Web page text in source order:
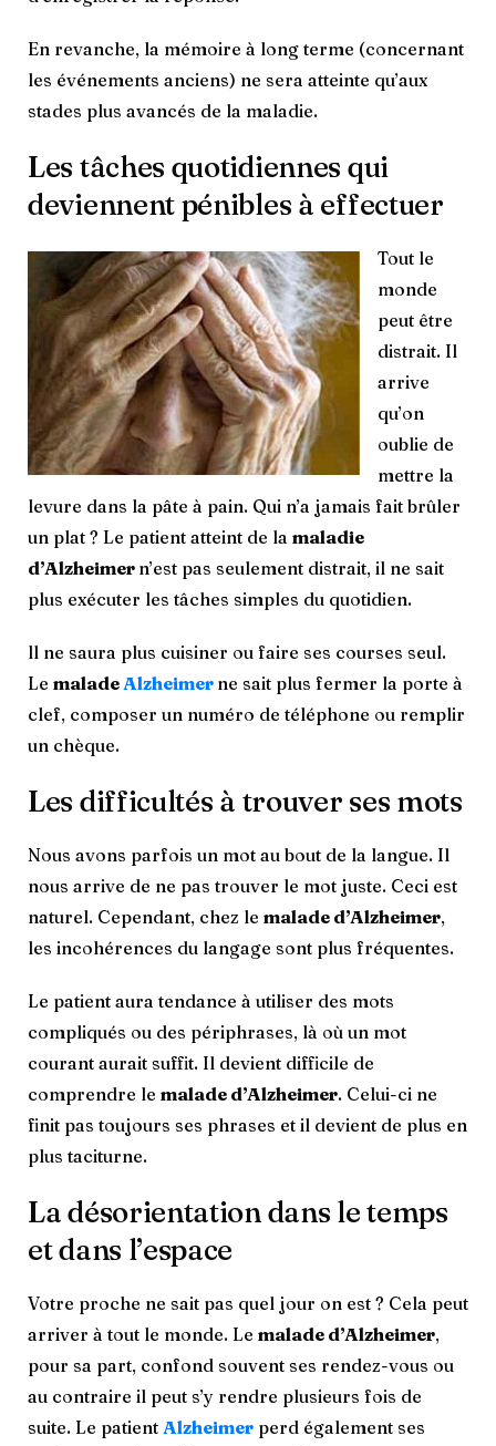
En revanche, la mémoire à long terme (concernant
les événements anciens) ne sera atteinte qu’aux
stades plus avancés de la maladie.
Les tâches quotidiennes qui
deviennent pénibles à effectuer
Tout le
monde
peut être
distrait. Il
arrive
qu’on
oublie de
mettre la
levure dans la pâte à pain. Qui n’a jamais fait brûler
un plat ? Le patient atteint de la maladie
d’Alzheimer n’est pas seulement distrait, il ne sait
plus exécuter les tâches simples du quotidien.
ll ne saura plus cuisiner ou faire ses courses seul.
Le maladeAlzheimer ne sait plus fermer la porte à
clef, composer un numéro de téléphone ou remplir
un chèque.
Les difficultés à trouver ses mots
Nous avons parfois un mot au bout de la langue. Il
nous arrive de ne pas trouver le mot juste. Ceci est
naturel. Cependant, chez le malade d’Alzheimer,
les incohérences du langage sont plus fréquentes.
Le patient aura tendance à utiliser des mots
compliqués ou des périphrases, là où un mot
courant aurait suffit. Il devient difficile de
comprendre le malade d’Alzheimer. Celui-ci ne
finit pas toujours ses phrases et il devient de plus en
plus taciturne.
La désorientation dans le temps
et dans l’espace
Votre proche ne sait pas quel jour on est ? Cela peut
arriver à tout le monde. Le malade d’Alzheimer,
pour sa part, confond souvent ses rendez-vous ou
au contraire il peut s’y rendre plusieurs fois de
suite. Le patient Alzheimer perd également ses